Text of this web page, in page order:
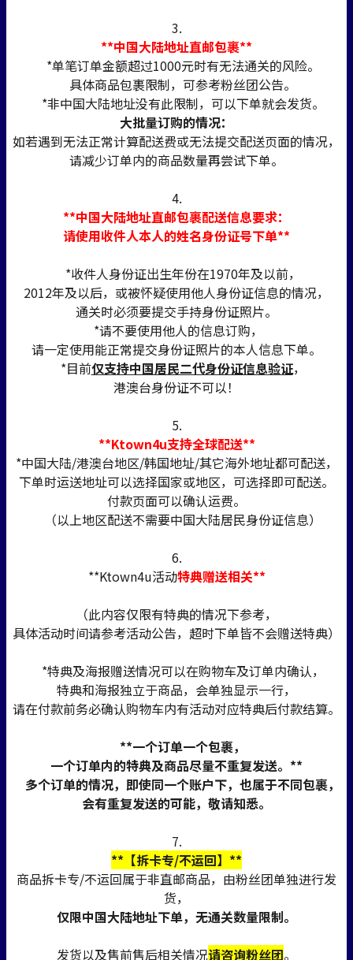
3.
**中国大陆地址直邮包裹**
*单笔订单金额超过1000元时有无法通关的风险。
具体商品包裹限制，可参考粉丝团公告。
*非中国大陆地址没有此限制，可以下单就会发货。
大批量订购的情况：
如若遇到无法正常计算配送费或无法提交配送页面的情况，
请减少订单内的商品数量再尝试下单。
4.
**中国大陆地址直邮包裹配送信息要求：
请使用收件人本人的姓名身份证号下单**
*收件人身份证出生年份在1970年及以前，
2012年及以后，或被怀疑使用他人身份证信息的情况，
通关时必须要提交手持身份证照片。
*请不要使用他人的信息订购，
请一定使用能正常提交身份证照片的本人信息下单。
*目前仅支持中国居民二代身份证信息验证，
港澳台身份证不可以！
5.
**Ktown4u支持全球配送**
*中国大陆/港澳台地区/韩国地址/其它海外地址都可配送，
下单时运送地址可以选择国家或地区，可选择即可配送。
付款页面可以确认运费。
（以上地区配送不需要中国大陆居民身份证信息）
6.
**Ktown4u活动特典赠送相关**
（此内容仅限有特典的情况下参考，
具体活动时间请参考活动公告，超时下单皆不会赠送特典）
*特典及海报赠送情况可以在购物车及订单内确认，
特典和海报独立于商品，会单独显示一行，
请在付款前务必确认购物车内有活动对应特典后付款结算。
**一个订单一个包裹，
一个订单内的特典及商品尽量不重复发送。**
多个订单的情况，即使同一个账户下，也属于不同包裹，
会有重复发送的可能，敬请知悉。
7.
**【拆卡专/不运回】**
商品拆卡专/不运回属于非直邮商品，由粉丝团单独进行发
货，
仅限中国大陆地址下单，无通关数量限制。
发货以及售前售后相关情况请咨询粉丝团。